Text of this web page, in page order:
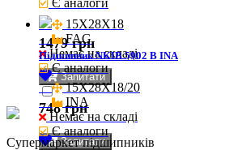
Є аналоги
1479 грн
Запитати
15X28X18
FAG
Немає на складі
Є аналоги
748 грн
Запитати
Підшипник NKIB 5902 B INA
15X28X18/20
INA
Немає на складі
Є аналоги
Cупермаркет підшипників